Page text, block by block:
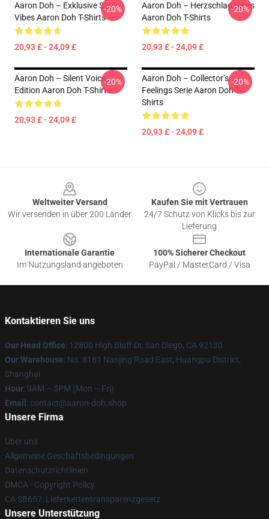
Aaron Doh – Exklusive Soul
Vibes Aaron Doh T-Shirts
20,93 £ - 24,09 £
-20%
Aaron Doh – Herzschlag Vibes
Aaron Doh T-Shirts
20,93 £ - 24,09 £
-20%
Aaron Doh – Silent Voice
Edition Aaron Doh T-Shirts
20,93 £ - 24,09 £
-20%
Aaron Doh – Collector’s
Feelings Serie Aaron Doh T-
Shirts
20,93 £ - 24,09 £
-20%
Weltweiter Versand
Wir versenden in über 200 Länder
Kaufen Sie mit Vertrauen
24/7 Schutz von Klicks bis zur
Lieferung
Internationale Garantie
Im Nutzungsland angeboten
100% Sicherer Checkout
PayPal / MasterCard / Visa
Kontaktieren Sie uns
Our Head Office: 12800 High Bluff Dr, San Diego, CA 92130
Our Warehouse: No. 8181 Nanjing Road East, Huangpu District,
Shanghai
Hour: 9AM – 5PM (Mon – Fri)
Email : contact@aaron-doh.shop
Unsere Firma
Über uns
Allgemeine Geschäftsbedingungen
Datenschutzrichtlinien
DMCA - Copyright Policy
CA SB657: Lieferkettentransparenzgesetz
Unsere Unterstützung